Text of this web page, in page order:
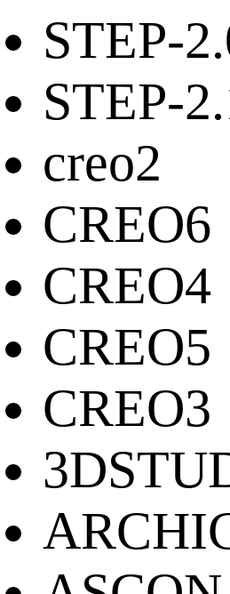
STEP-
STEP-
creo2
CREO6
CREO4
CREO5
CREO3